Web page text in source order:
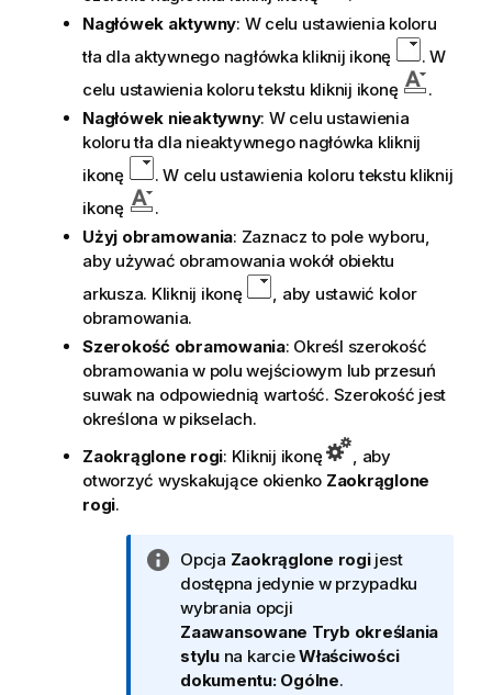
Nagłówek aktywny: W celu ustawienia koloru
tła dla aktywnego nagłówka kliknij ikonę
. W
celu ustawienia koloru tekstu kliknij ikonę
.
Nagłówek nieaktywny: W celu ustawienia
koloru tła dla nieaktywnego nagłówka kliknij
ikonę
. W celu ustawienia koloru tekstu kliknij
ikonę
.
Użyj obramowania: Zaznacz to pole wyboru,
aby używać obramowania wokół obiektu
arkusza. Kliknij ikonę
, aby ustawić kolor
obramowania.
Szerokość obramowania: Określ szerokość
obramowania w polu wejściowym lub przesuń
suwak na odpowiednią wartość. Szerokość jest
określona w pikselach.
Zaokrąglone rogi: Kliknij ikonę
, aby
otworzyć wyskakujące okienko Zaokrąglone
rogi.
I
n
f
o
r
m
Opcja Zaokrąglone rogijest
dostępna jedynie w przypadku
wybrania opcji
Zaawansowane Tryb określania
styluna karcieWłaściwości
dokumentu: Ogólne.